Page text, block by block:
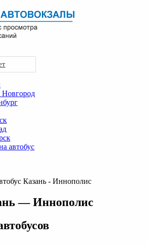
автобус
Казань - Иннополис
— Иннополис